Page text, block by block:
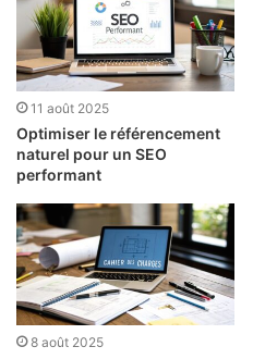
11 août 2025
Optimiser le référencement
naturel pour un SEO
performant
8 août 2025